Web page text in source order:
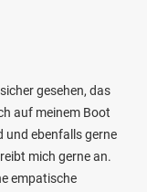
gesehen, das
auf meinem Boot
und ebenfalls gerne
mich gerne an.
empatische